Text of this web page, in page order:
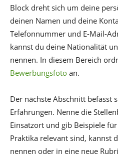
Block dreht sich um deine
deinen Namen und deine
Telefonnummer und E-Mail-
kannst du deine Nationalität
nennen. In diesem Bereich
Bewerbungsfoto an.
Der nächste Abschnitt befasst
Erfahrungen. Nenne die
Einsatzort und gib Beispiele
Praktika relevant sind, kannst
nennen oder in eine neue